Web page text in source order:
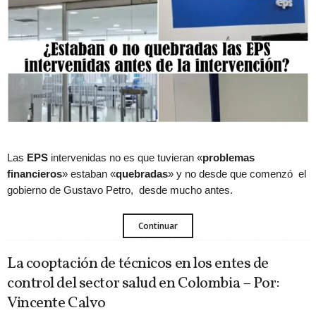
Las EPS intervenidas no es que tuvieran «problemas
financieros» estaban «quebradas» y no desde que comenzó el
gobierno de Gustavo Petro, desde mucho antes.
Continuar
La cooptación de técnicos en los entes de
control del sector salud en Colombia – Por:
Vincente Calvo